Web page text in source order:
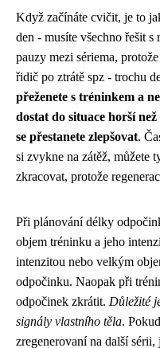
Když začínáte cvičit, je to
den - musíte všechno řešit
pauzy mezi sériema,
řidič po ztrátě spz - trochu
přeženete s tréninkem a
dostat do situace horší
se přestanete zlepšovat.
si zvykne na zátěž, můžete
zkracovat, protože
Při plánování délky
objem tréninku a jeho
intenzitou nebo velkým
odpočinku. Naopak při
odpočinek zkrátit. Důležité
signály vlastního těla.
zregenerovaní na další